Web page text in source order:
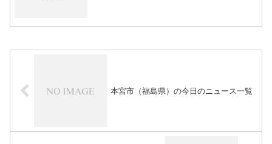
本宮市（福島県）の今日のニュース一覧